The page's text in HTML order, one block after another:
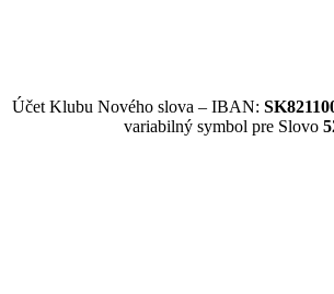
Účet Klubu Nového slova – IBAN:
variabilný symbol pre Slovo